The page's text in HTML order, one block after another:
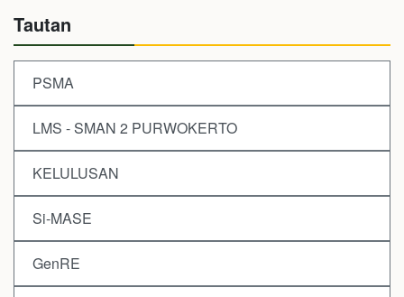
Tautan
PSMA
LMS - SMAN 2 PURWOKERTO
KELULUSAN
Si-MASE
GenRE